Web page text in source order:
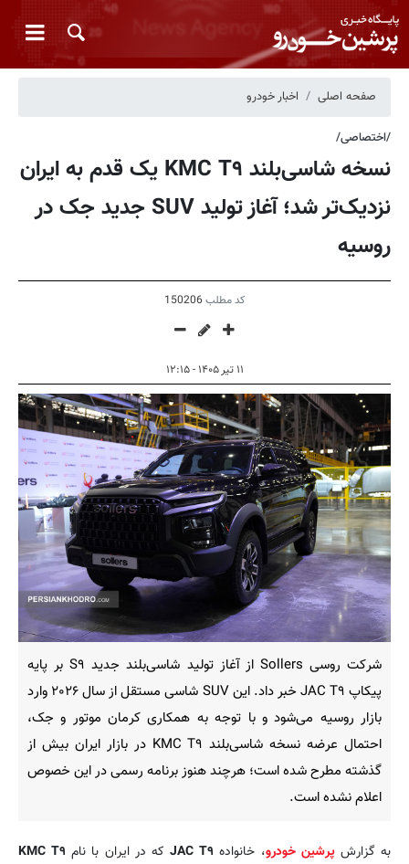
صفحه اصلی اخبار خودرو
/اختصاصی/
نسخه شاسی‌بلند KMC T۹ یک قدم به ایران
نزدیک‌تر شد؛ آغاز تولید SUV جدید جک در
روسیه
کد مطلب 150206
۱۱ تیر ۱۴۰۵ - ۱۲:۱۵
شرکت روسی Sollers از آغاز تولید شاسی‌بلند جدید S۹ بر پایه
پیکاپ JAC T۹ خبر داد. این SUV شاسی مستقل از سال ۲۰۲۶ وارد
بازار روسیه می‌شود و با توجه به همکاری کرمان موتور و جک،
احتمال عرضه نسخه شاسی‌بلند KMC T۹ در بازار ایران بیش از
گذشته مطرح شده است؛ هرچند هنوز برنامه رسمی در این خصوص
اعلام نشده است.
به گزارشپرشین خودرو، خانواده JAC T۹که در ایران با نام KMC T۹